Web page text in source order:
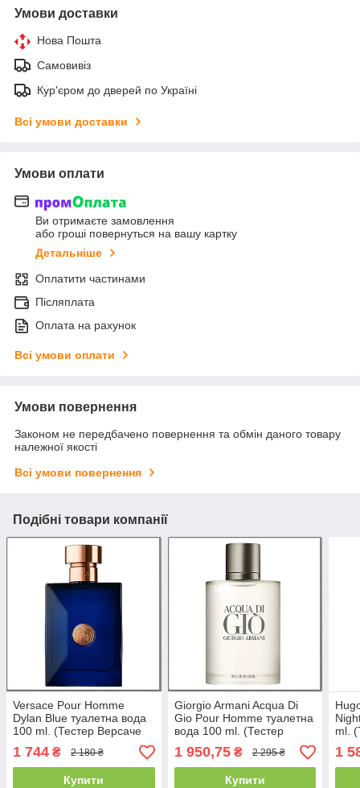
Умови доставки
Нова Пошта
Самовивіз
Кур'єром до дверей по Україні
Всі умови доставки
Умови оплати
Ви отримаєте замовлення
або гроші повернуться на вашу картку
Детальніше
Оплатити частинами
Післяплата
Оплата на рахунок
Всі умови оплати
Умови повернення
Законом не передбачено повернення та обмін даного товару
належної якості
Всі умови повернення
Подібні товари компанії
Versace Pour Homme
Dylan Blue туалетна вода
100 ml. (Тестер Версаче
Пур Хом Ділан Блю)
1 744 ₴ 2 180 ₴
Купити
Giorgio Armani Acqua Di
Gio Pour Homme туалетна
вода 100 ml. (Тестер
Армані Аква ді Джіо Пур
Хом)
1 950,75₴ 2 295 ₴
Купити
ml.
1